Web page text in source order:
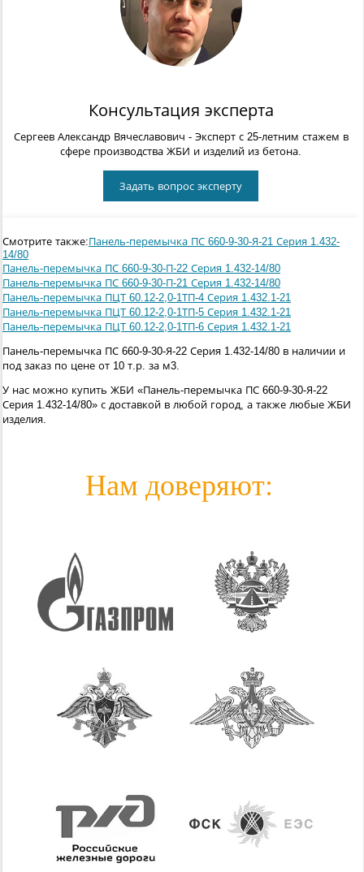
Консультация эксперта
Сергеев Александр Вячеславович - Эксперт с 25-летним стажем в
сфере производства ЖБИ и изделий из бетона.
Задать вопрос эксперту
Смотрите также:Панель-перемычка ПС 660-9-30-Я-21 Серия 1.432-
14/80
Панель-перемычка ПС 660-9-30-П-22 Серия 1.432-14/80
Панель-перемычка ПС 660-9-30-П-21 Серия 1.432-14/80
Панель-перемычка ПЦТ 60.12-2,0-1ТП-4 Серия 1.432.1-21
Панель-перемычка ПЦТ 60.12-2,0-1ТП-5 Серия 1.432.1-21
Панель-перемычка ПЦТ 60.12-2,0-1ТП-6 Серия 1.432.1-21
Панель-перемычка ПС 660-9-30-Я-22 Серия 1.432-14/80 в наличии и
под заказ по цене от 10 т.р. за м3.
У нас можно купить ЖБИ «Панель-перемычка ПС 660-9-30-Я-22
Серия 1.432-14/80» с доставкой в любой город, а также любые ЖБИ
изделия.
Нам доверяют: